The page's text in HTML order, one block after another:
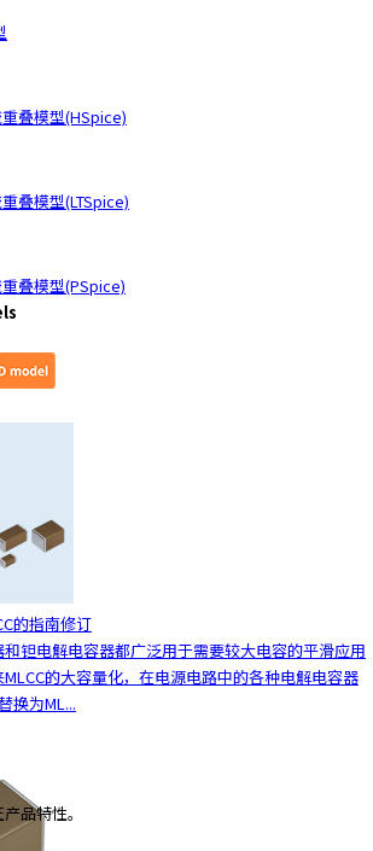
叠模型(HSpice)
叠模型(LTSpice)
叠模型(PSpice)
的指南修订
钽电解电容器都广泛用于需要较大电容的平滑应用
的大容量化，在电源电路中的各种电解电容器
换为ML...
品特性。